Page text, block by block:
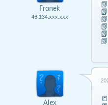
Franek
46.134.xxx.xxx
Alex